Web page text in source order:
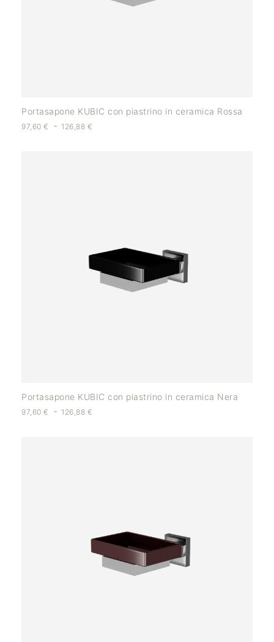
Portasapone KUBIC con piastrino in ceramica Rossa
97,60 € - 126,88 €
Portasapone KUBIC con piastrino in ceramica Nera
97,60 € - 126,88 €